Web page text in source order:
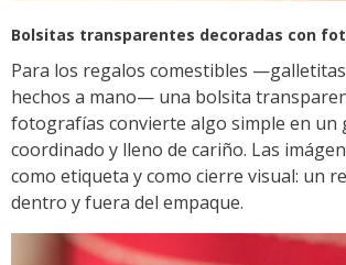
Bolsitas transparentes decoradas con
Para los regalos comestibles
hechos a mano— una bolsita
fotografías convierte algo simple en un
coordinado y lleno de cariño. Las
como etiqueta y como cierre visual: un
dentro y fuera del empaque.